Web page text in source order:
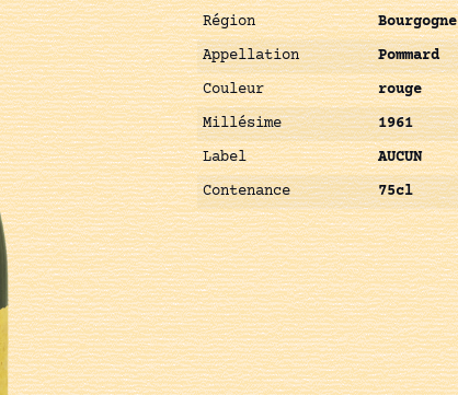
Région
Bourgogne
Appellation
Pommard
Couleur
rouge
Millésime
1961
Label
AUCUN
Contenance
75cl